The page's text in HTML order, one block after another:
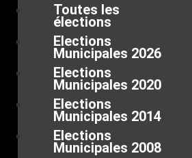
Toutes les
élections
Elections
Municipales 2026
Elections
Municipales 2020
Elections
Municipales 2014
Elections
Municipales 2008